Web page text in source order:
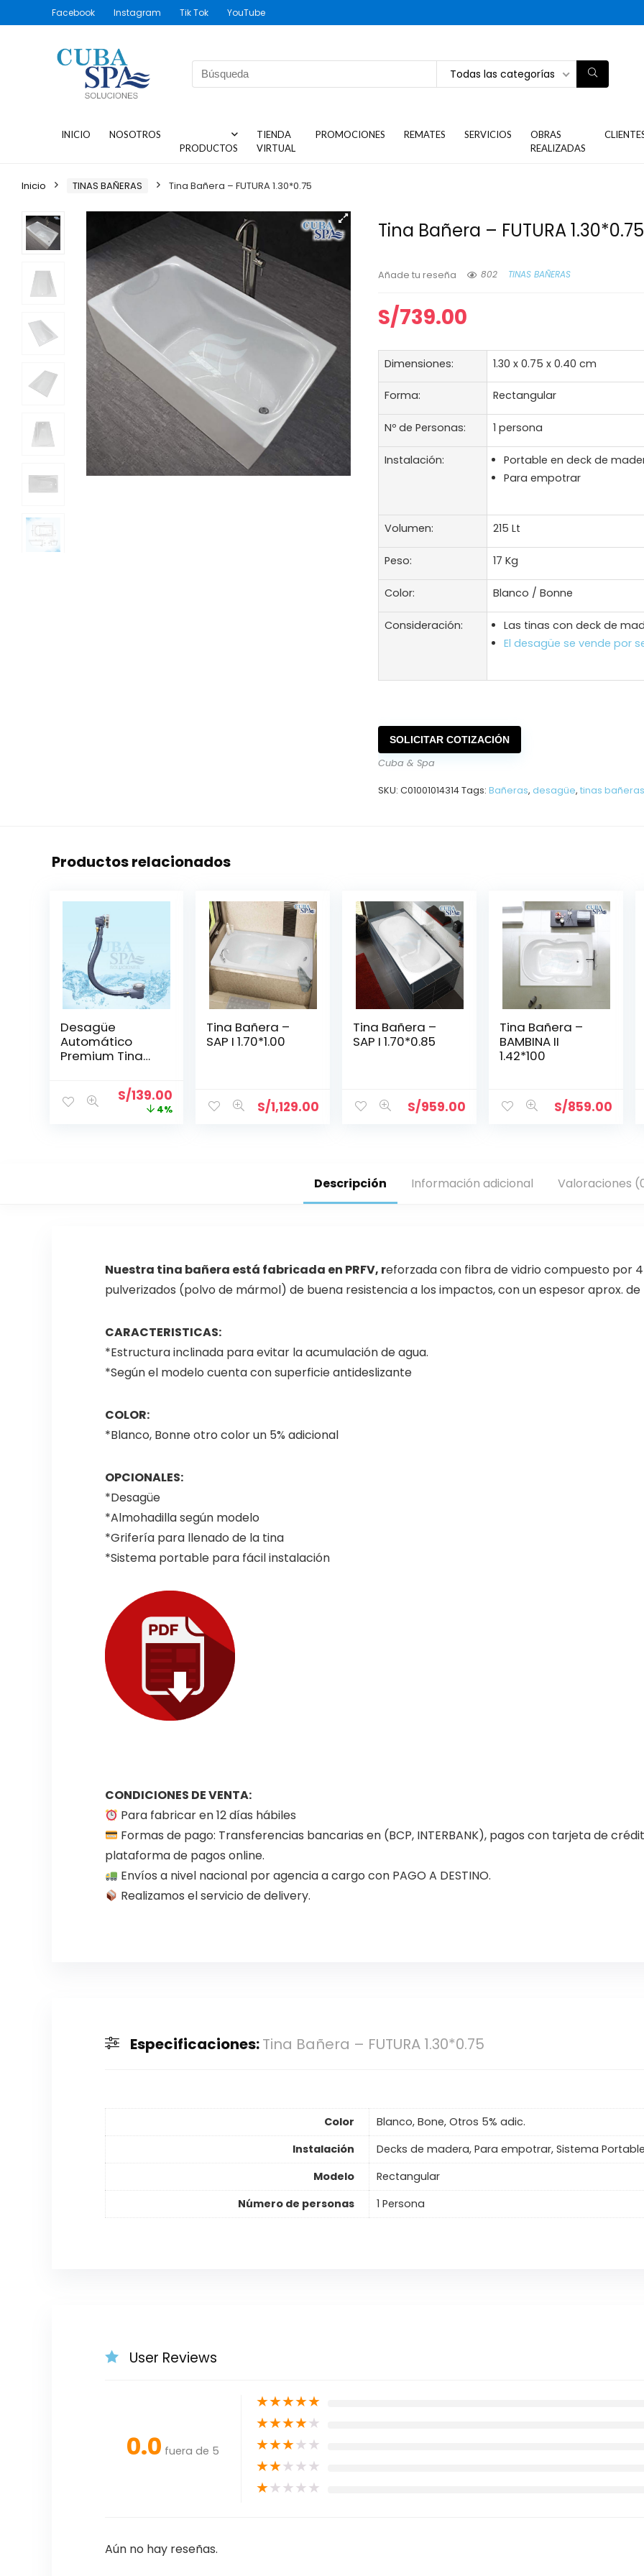
Facebook Instagram Tik Tok YouTube
Todas las categorías
INICIO
NOSOTROS
PRODUCTOS
TIENDA
VIRTUAL
PROMOCIONES REMATES SERVICIOS
OBRAS
REALIZADAS
Inicio TINAS BAÑERAS Tina Bañera – FUTURA 1.30*0.75
Tina Bañera – FUTURA 1.30*0.75
Añade tu reseña 802 TINAS BAÑERAS
S/739.00
Dimensiones: 1.30 x 0.75 x 0.40 cm
Forma: Rectangular
Nº de Personas: 1 persona
Instalación:
Portable en deck de
Para empotrar
Volumen: 215 Lt
Peso: 17 Kg
Color: Blanco / Bonne
Consideración:
Las tinas con deck de
El desagüe se vende por
SOLICITAR COTIZACIÓN
Cuba & Spa
SKU:C01001014314Tags:Bañeras, desagüe,tinas
Productos relacionados
Desagüe
Automático
Premium Tina
Cromado/Bronc
e (65cm)
S/139.00
4%
Tina Bañera –
SAP I 1.70*1.00
S/1,129.00
Tina Bañera –
SAP I 1.70*0.85
S/959.00
Tina Bañera –
BAMBINA II
1.42*100
S/859.00
Descripción Información adicional Valoraciones
Nuestra tina bañera está fabricada en PRFV, reforzada con fibra de vidrio compuesto por
pulverizados (polvo de mármol) de buena resistencia a los impactos, con un espesor aprox. de
CARACTERISTICAS:
*Estructura inclinada para evitar la acumulación de agua.
*Según el modelo cuenta con superficie antideslizante
COLOR:
*Blanco, Bonne otro color un 5% adicional
OPCIONALES:
*Desagüe
*Almohadilla según modelo
*Grifería para llenado de la tina
*Sistema portable para fácil instalación
CONDICIONES DE VENTA:
Para fabricar en 12 días hábiles
Formas de pago: Transferencias bancarias en (BCP, INTERBANK), pagos con tarjeta de
plataforma de pagos online.
Envíos a nivel nacional por agencia a cargo con PAGO A DESTINO.
Realizamos el servicio de delivery.
Especificaciones:Tina Bañera – FUTURA 1.30*0.75
Color
Blanco, Bone, Otros 5% adic.
Instalación
Decks de madera, Para empotrar, Sistema
Modelo
Rectangular
Número de personas
1 Persona
User Reviews
0.0 fuera de 5
★★★★★
★★★★★
★★★★★
★★★★★
★★★★★
Aún no hay reseñas.